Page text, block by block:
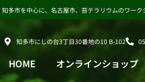
知多市を中心に、名古屋市、苔テラリウムのワーク
知多市にしの台3丁目30番地の10 B-102
HOME オンラインショップ